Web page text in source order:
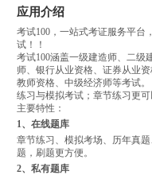
应用介绍
考试100，一站式考证服务平台
试！！
考试100涵盖一级建造师、二级
师、银行从业资格、证券从业
教师资格、中级经济师等考试
练习与模拟考试；章节练习更可
主要特性：
1、在线题库
章节练习、模拟考场、历年真
题，刷题更方便。
2、私有题库